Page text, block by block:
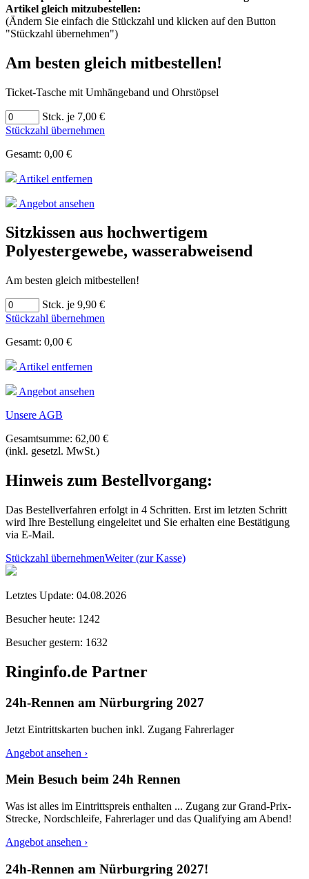
Artikel gleich mitzubestellen:
(Ändern Sie einfach die Stückzahl und klicken auf den Button
"Stückzahl übernehmen")
Am besten gleich mitbestellen!
Ticket-Tasche mit Umhängeband und Ohrstöpsel
Stck. je 7,00 €
Stückzahl übernehmen
Gesamt: 0,00 €
Artikel entfernen
Angebot ansehen
Sitzkissen aus hochwertigem
Polyestergewebe, wasserabweisend
Am besten gleich mitbestellen!
Stck. je 9,90 €
Stückzahl übernehmen
Gesamt: 0,00 €
Artikel entfernen
Angebot ansehen
Unsere AGB
Gesamtsumme: 62,00 €
(inkl. gesetzl. MwSt.)
Hinweis zum Bestellvorgang:
Das Bestellverfahren erfolgt in 4 Schritten. Erst im letzten Schritt
wird Ihre Bestellung eingeleitet und Sie erhalten eine Bestätigung
via E-Mail.
Stückzahl übernehmenWeiter (zur Kasse)
Letztes Update: 04.08.2026
Besucher heute: 1242
Besucher gestern: 1632
Ringinfo.de Partner
24h-Rennen am Nürburgring 2027
Jetzt Eintrittskarten buchen inkl. Zugang Fahrerlager
Angebot ansehen ›
Mein Besuch beim 24h Rennen
Was ist alles im Eintrittspreis enthalten ... Zugang zur Grand-Prix-
Strecke, Nordschleife, Fahrerlager und das Qualifying am Abend!
Angebot ansehen ›
24h-Rennen am Nürburgring 2027!